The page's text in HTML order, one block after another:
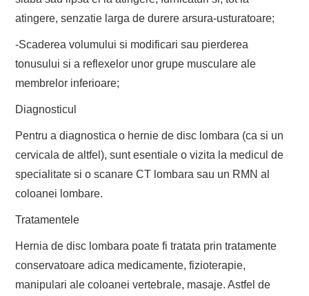
atingere, senzatie larga de durere arsura-usturatoare;
-Scaderea volumului si modificari sau pierderea
tonusului si a reflexelor unor grupe musculare ale
membrelor inferioare;
Diagnosticul
Pentru a diagnostica o hernie de disc lombara (ca si un
cervicala de altfel), sunt esentiale o vizita la medicul de
specialitate si o scanare CT lombara sau un RMN al
coloanei lombare.
Tratamentele
Hernia de disc lombara poate fi tratata prin tratamente
conservatoare adica medicamente, fizioterapie,
manipulari ale coloanei vertebrale, masaje. Astfel de